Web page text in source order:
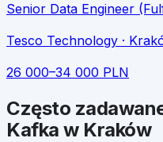
Senior Data Engineer
Tesco Technology ·
26 000–34 000 PLN
Często
Kafka w Kraków